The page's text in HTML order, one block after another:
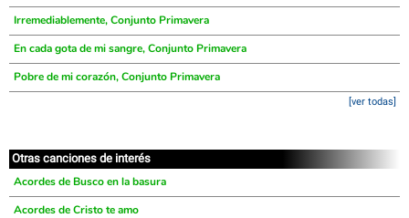
Irremediablemente, Conjunto Primavera
En cada gota de mi sangre, Conjunto Primavera
Pobre de mi corazón, Conjunto Primavera
[ver todas]
Otras canciones de interés
Acordes de Busco en la basura
Acordes de Cristo te amo